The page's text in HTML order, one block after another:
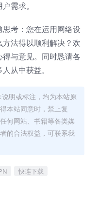
需求。
考：您在运用网络设
法得以顺利解决？欢
与意见。同时恳请各
从中获益。
明或标注，均为本站原
本站同意时，禁止复
何网站、书籍等各类媒
的合法权益，可联系我
快连下载